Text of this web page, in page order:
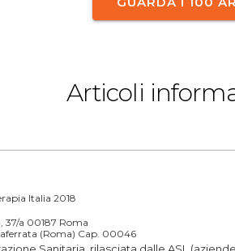
Articoli
Italia 2018
37/a 00187 Roma
(Roma) Cap. 00046